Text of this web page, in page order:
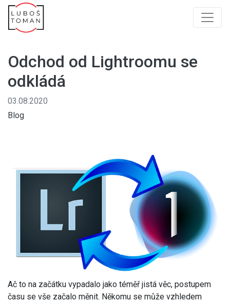
Odchod od Lightroomu se
odkládá
03.08.2020
Blog
Ač to na začátku vypadalo jako téměř jistá věc, postupem
času se vše začalo měnit. Někomu se může vzhledem